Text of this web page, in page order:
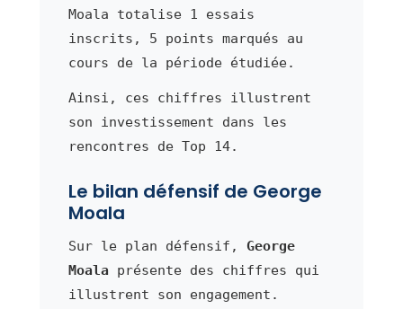
Moala totalise 1 essais
inscrits, 5 points marqués au
cours de la période étudiée.
Ainsi, ces chiffres illustrent
son investissement dans les
rencontres de Top 14.
Le bilan défensif de George
Moala
Sur le plan défensif, George
Moala présente des chiffres qui
illustrent son engagement.